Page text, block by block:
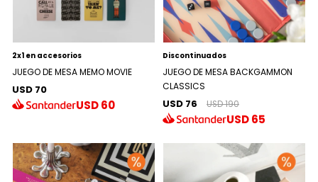
2x1 en accesorios
JUEGO DE MESA MEMO MOVIE
USD 70
USD60
Discontinuados
JUEGO DE MESA BACKGAMMON
CLASSICS
USD 76 USD 190
USD65